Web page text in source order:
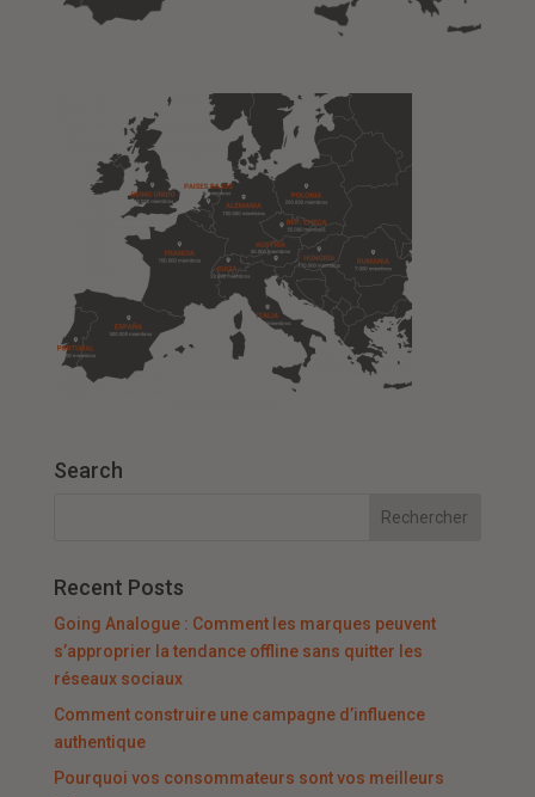
Search
Recent Posts
Going Analogue : Comment les marques peuvent
s’approprier la tendance offline sans quitter les
réseaux sociaux
Comment construire une campagne d’influence
authentique
Pourquoi vos consommateurs sont vos meilleurs